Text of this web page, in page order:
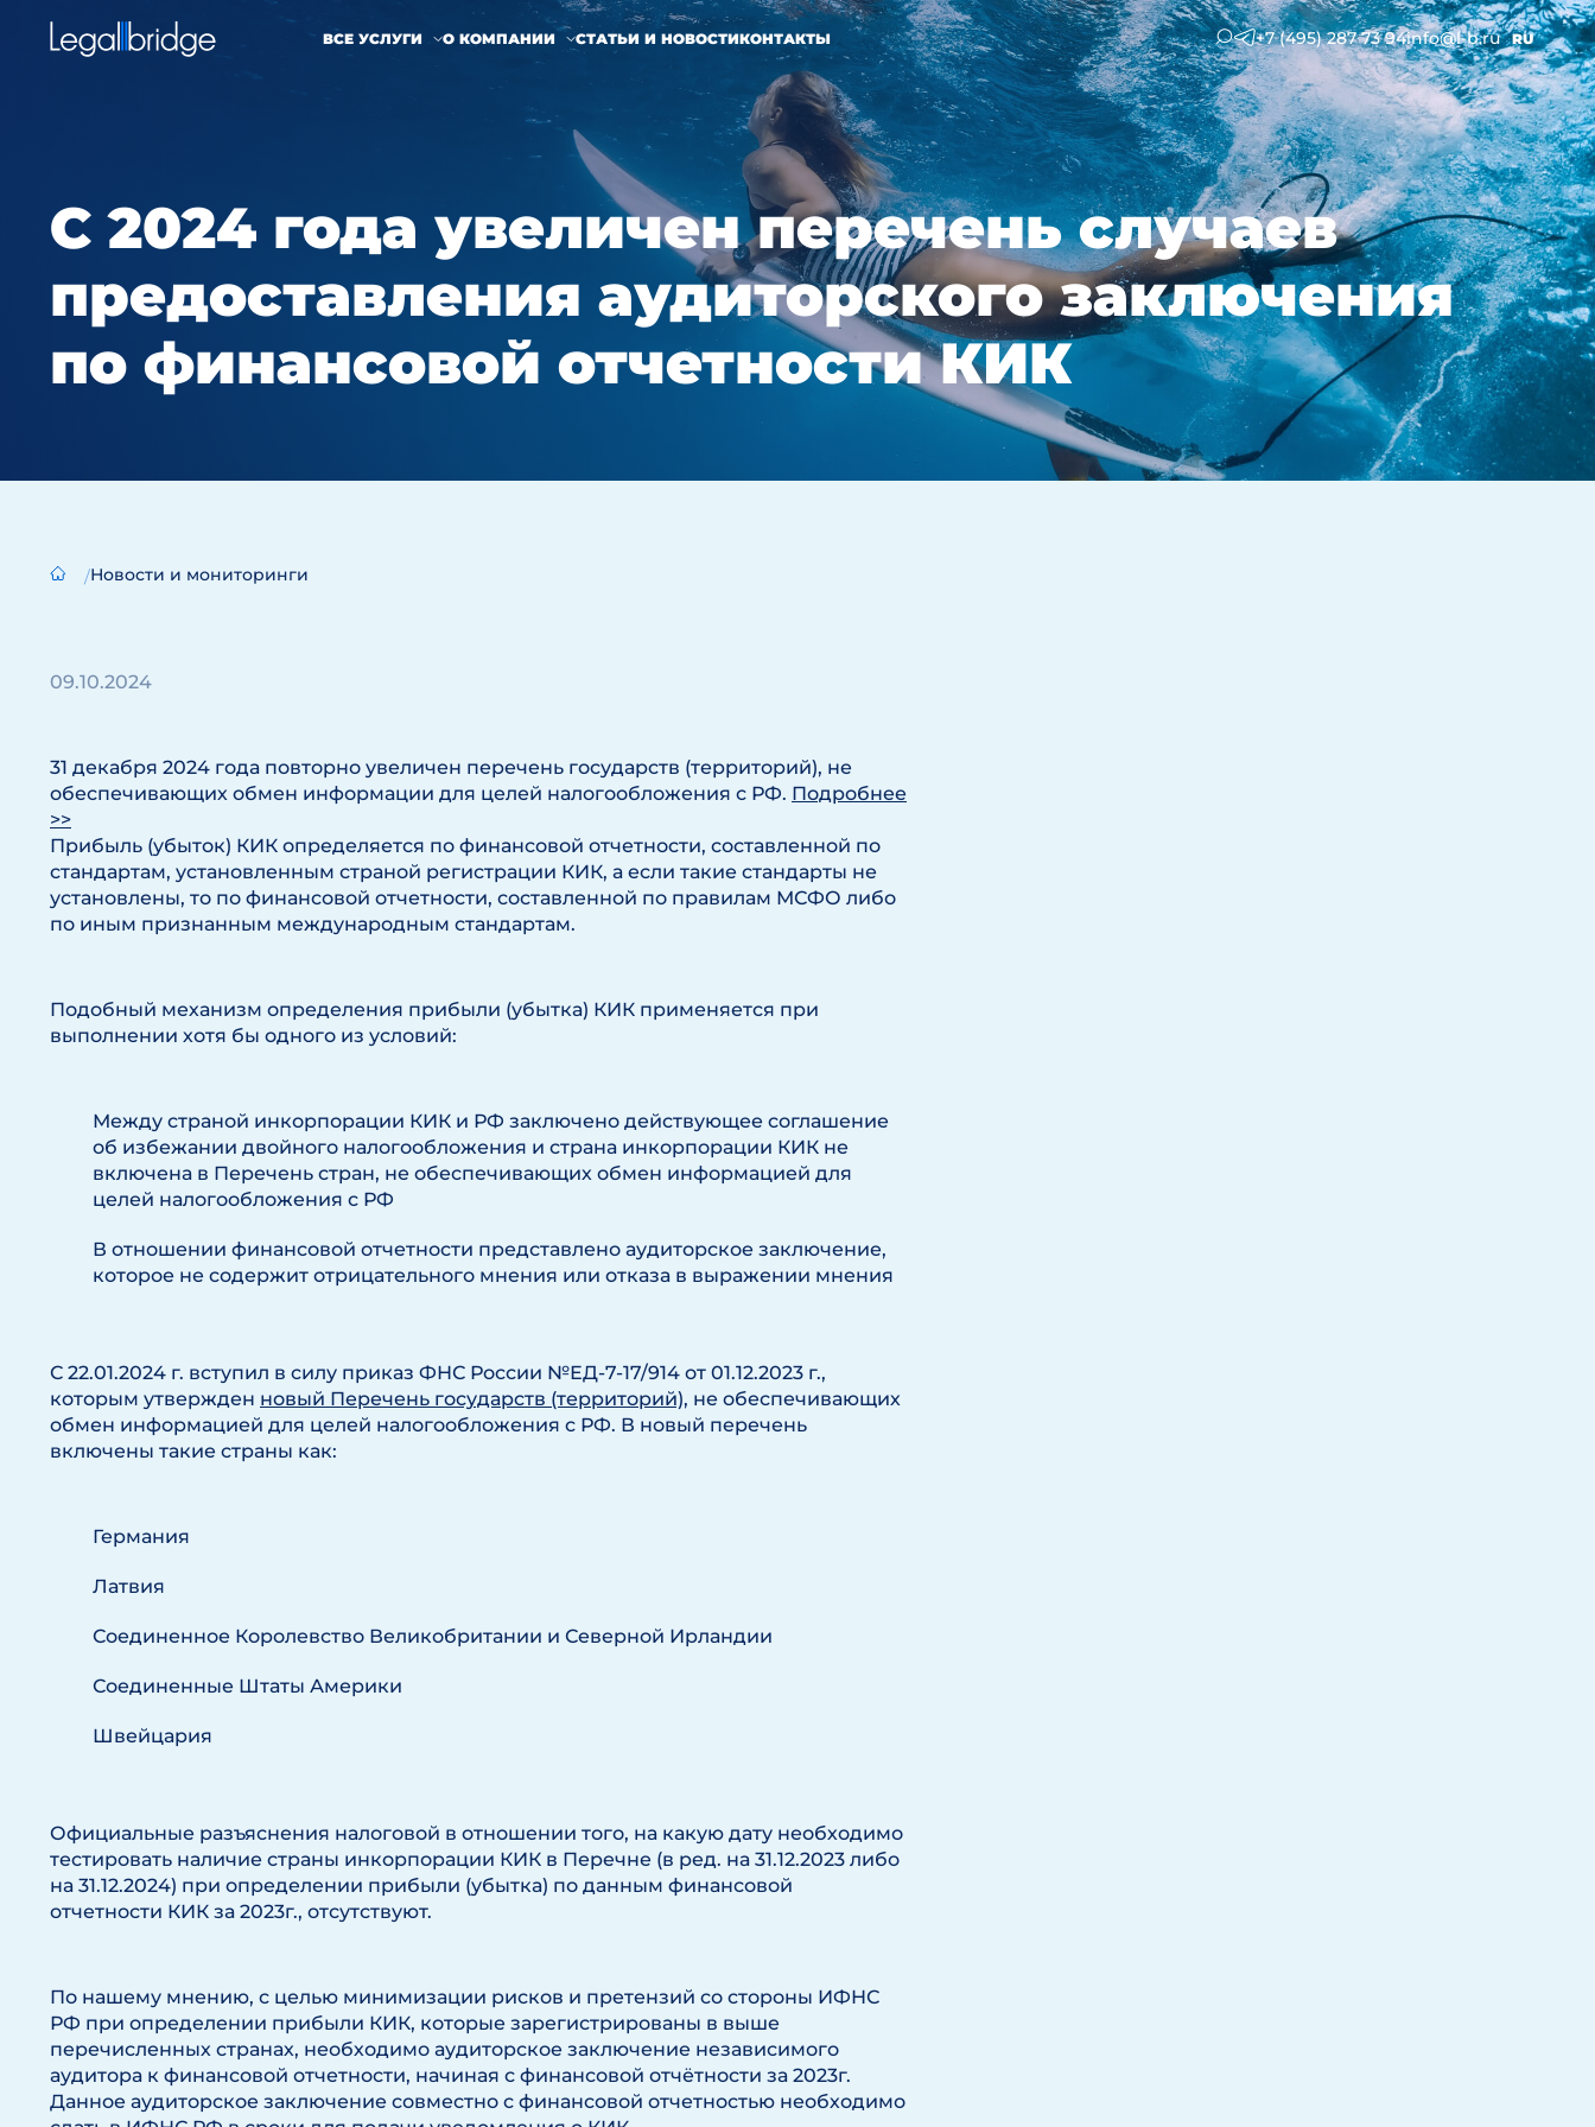
ВСЕ УСЛУГИ О КОМПАНИИ СТАТЬИ И НОВОСТИКОНТАКТЫ +7 (495) 287 73 94info@l-b.ru RU
С 2024 года увеличен перечень случаев
предоставления аудиторского заключения
по финансовой отчетности КИК
Новости и мониторинги
09.10.2024
31 декабря 2024 года повторно увеличен перечень государств (территорий), не
обеспечивающих обмен информации для целей налогообложения с РФ. Подробнее
>>
Прибыль (убыток) КИК определяется по финансовой отчетности, составленной по
стандартам, установленным страной регистрации КИК, а если такие стандарты не
установлены, то по финансовой отчетности, составленной по правилам МСФО либо
по иным признанным международным стандартам.
Подобный механизм определения прибыли (убытка) КИК применяется при
выполнении хотя бы одного из условий:
Между страной инкорпорации КИК и РФ заключено действующее соглашение
об избежании двойного налогообложения и страна инкорпорации КИК не
включена в Перечень стран, не обеспечивающих обмен информацией для
целей налогообложения с РФ
В отношении финансовой отчетности представлено аудиторское заключение,
которое не содержит отрицательного мнения или отказа в выражении мнения
С 22.01.2024 г. вступил в силу приказ ФНС России №ЕД-7-17/914 от 01.12.2023 г.,
которым утвержден новый Перечень государств (территорий), не обеспечивающих
обмен информацией для целей налогообложения с РФ. В новый перечень
включены такие страны как:
Германия
Латвия
Соединенное Королевство Великобритании и Северной Ирландии
Соединенные Штаты Америки
Швейцария
Официальные разъяснения налоговой в отношении того, на какую дату необходимо
тестировать наличие страны инкорпорации КИК в Перечне (в ред. на 31.12.2023 либо
на 31.12.2024) при определении прибыли (убытка) по данным финансовой
отчетности КИК за 2023г., отсутствуют.
По нашему мнению, с целью минимизации рисков и претензий со стороны ИФНС
РФ при определении прибыли КИК, которые зарегистрированы в выше
перечисленных странах, необходимо аудиторское заключение независимого
аудитора к финансовой отчетности, начиная с финансовой отчётности за 2023г.
Данное аудиторское заключение совместно с финансовой отчетностью необходимо